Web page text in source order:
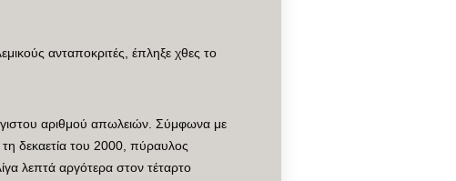
ανταποκριτές, έπληξε χθες το
αριθμού απωλειών. Σύμφωνα με
δεκαετία του 2000, πύραυλος
λεπτά αργότερα στον τέταρτο